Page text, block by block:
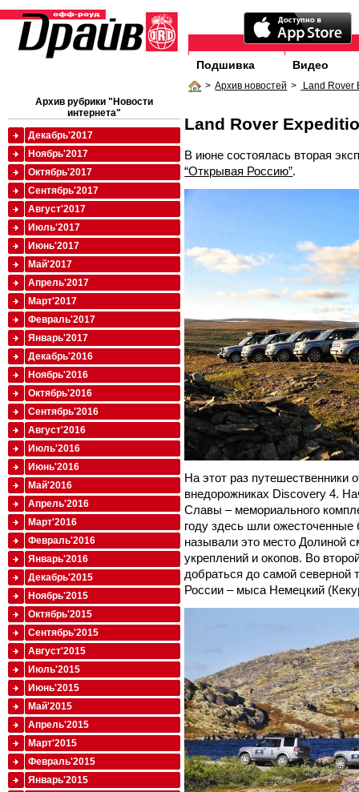
Подшивка Видео
> Архив новостей > Land Rover
Land Rover
В июне состоялась вторая
“Открывая Россию”.
На этот раз путешественники
внедорожниках Discovery 4.
Славы – мемориального
году здесь шли
называли это место Долиной
укреплений и окопов. Во
добраться до самой северной
России – мыса Немецкий
Архив рубрики "Новости
интернета"
Декабрь'2017
Ноябрь'2017
Октябрь'2017
Сентябрь'2017
Август'2017
Июль'2017
Июнь'2017
Май'2017
Апрель'2017
Март'2017
Февраль'2017
Январь'2017
Декабрь'2016
Ноябрь'2016
Октябрь'2016
Сентябрь'2016
Август'2016
Июль'2016
Июнь'2016
Май'2016
Апрель'2016
Март'2016
Февраль'2016
Январь'2016
Декабрь'2015
Ноябрь'2015
Октябрь'2015
Сентябрь'2015
Август'2015
Июль'2015
Июнь'2015
Май'2015
Апрель'2015
Март'2015
Февраль'2015
Январь'2015